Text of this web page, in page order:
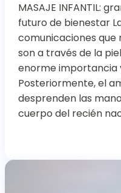
MASAJE INFANTIL:
futuro de bienestar
comunicaciones
son a través de la
enorme importancia
Posteriormente, el
desprenden las
cuerpo del recién